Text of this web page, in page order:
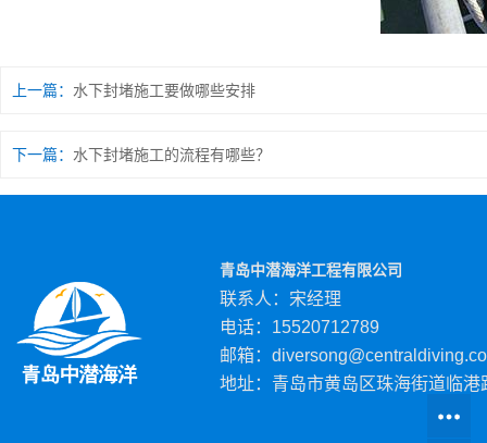
上一篇： 水下封堵施工要做哪些安排
下一篇： 水下封堵施工的流程有哪些？
青岛中潜海洋工程有限公司
联系人：宋经理
电话：15520712789
邮箱：
地址：青岛市黄岛区珠海街道临港